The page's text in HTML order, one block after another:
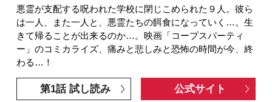
悪霊が支配する呪われた学校に閉じこめられた９人。彼ら
は一人、また一人と、悪霊たちの餌食になっていく…。生
きて帰ることが出来るのか…。映画「コープスパーティ
ー」のコミカライズ、痛みと悲しみと恐怖の時間が今、終
わる…！
第1話 試し読み 公式サイト